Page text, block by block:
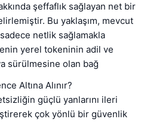
şeffaflık sağlayan net bir
Bu yaklaşım, mevcut
netlik sağlamakla
yerel tokeninin adil ve
sürülmesine olan bağ
Altına Alınır?
güçlü yanlarını ileri
çok yönlü bir güvenlik